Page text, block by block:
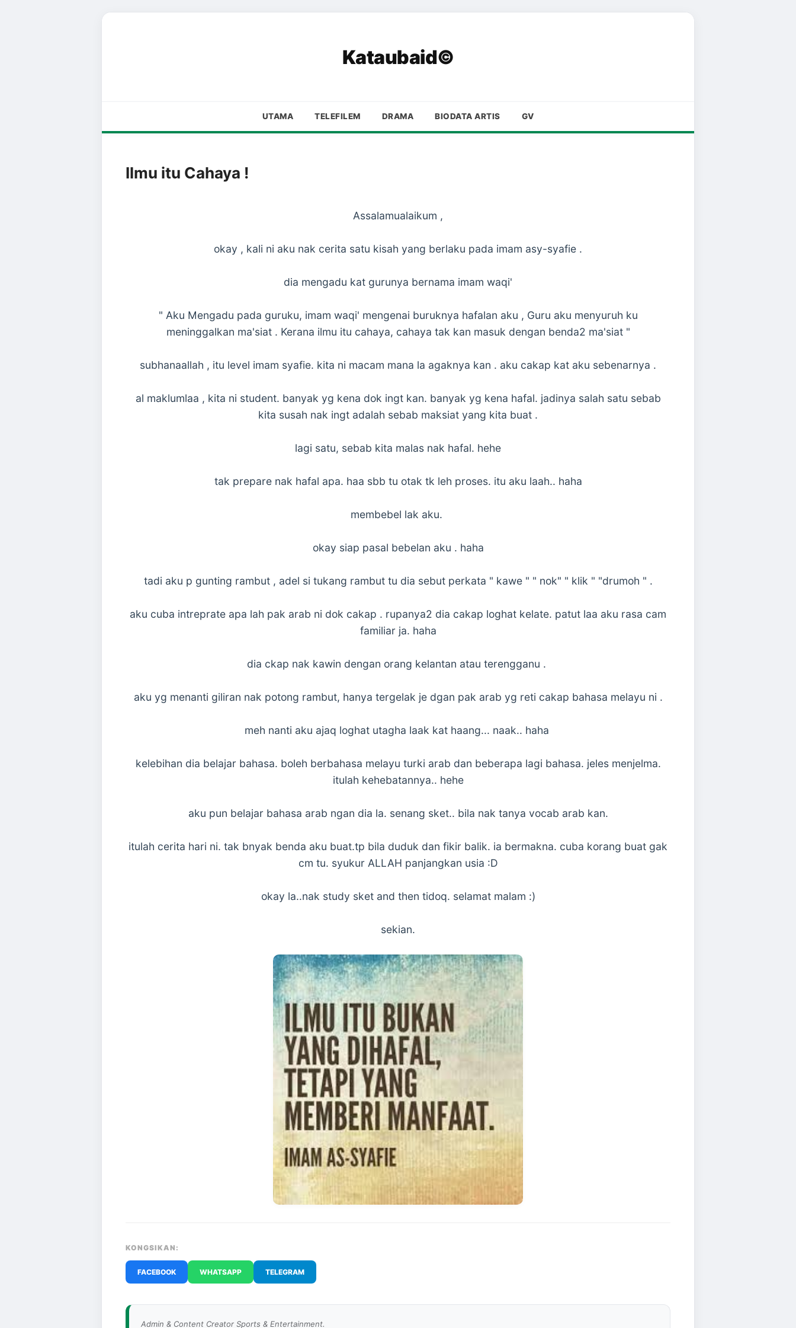
Kataubaid©
UTAMA TELEFILEM DRAMA BIODATA ARTIS GV
Ilmu itu Cahaya !
Assalamualaikum ,
okay , kali ni aku nak cerita satu kisah yang berlaku pada imam asy-syafie .
dia mengadu kat gurunya bernama imam waqi'
" Aku Mengadu pada guruku, imam waqi' mengenai buruknya hafalan aku , Guru aku menyuruh ku
meninggalkan ma'siat . Kerana ilmu itu cahaya, cahaya tak kan masuk dengan benda2 ma'siat "
subhanaallah , itu level imam syafie. kita ni macam mana la agaknya kan . aku cakap kat aku sebenarnya .
al maklumlaa , kita ni student. banyak yg kena dok ingt kan. banyak yg kena hafal. jadinya salah satu sebab
kita susah nak ingt adalah sebab maksiat yang kita buat .
lagi satu, sebab kita malas nak hafal. hehe
tak prepare nak hafal apa. haa sbb tu otak tk leh proses. itu aku laah.. haha
membebel lak aku.
okay siap pasal bebelan aku . haha
tadi aku p gunting rambut , adel si tukang rambut tu dia sebut perkata " kawe " " nok" " klik " "drumoh " .
aku cuba intreprate apa lah pak arab ni dok cakap . rupanya2 dia cakap loghat kelate. patut laa aku rasa cam
familiar ja. haha
dia ckap nak kawin dengan orang kelantan atau terengganu .
aku yg menanti giliran nak potong rambut, hanya tergelak je dgan pak arab yg reti cakap bahasa melayu ni .
meh nanti aku ajaq loghat utagha laak kat haang... naak.. haha
kelebihan dia belajar bahasa. boleh berbahasa melayu turki arab dan beberapa lagi bahasa. jeles menjelma.
itulah kehebatannya.. hehe
aku pun belajar bahasa arab ngan dia la. senang sket.. bila nak tanya vocab arab kan.
itulah cerita hari ni. tak bnyak benda aku buat.tp bila duduk dan fikir balik. ia bermakna. cuba korang buat gak
cm tu. syukur ALLAH panjangkan usia :D
okay la..nak study sket and then tidoq. selamat malam :)
sekian.
KONGSIKAN:
FACEBOOK WHATSAPP TELEGRAM
Admin & Content Creator Sports & Entertainment.